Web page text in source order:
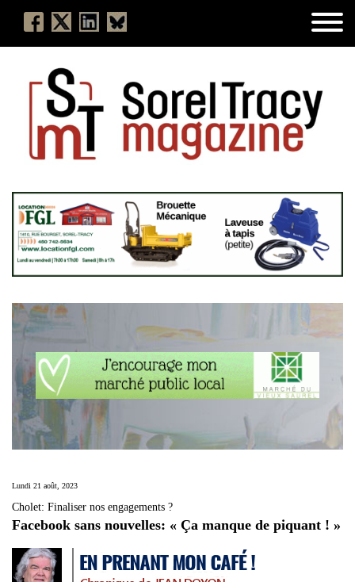
Lundi 21 août, 2023
Cholet: Finaliser nos engagements ?
Facebook sans nouvelles: « Ça manque de piquant ! »